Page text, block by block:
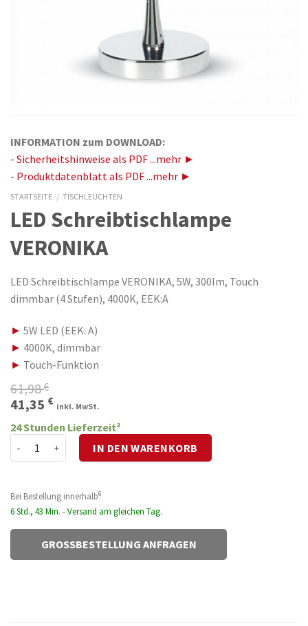
INFORMATION zum DOWNLOAD:
- Sicherheitshinweise als PDF ...mehr ►
- Produktdatenblatt als PDF ...mehr ►
STARTSEITE / TISCHLEUCHTEN
LED Schreibtischlampe
VERONIKA
LED Schreibtischlampe VERONIKA, 5W, 300lm, Touch
dimmbar (4 Stufen), 4000K, EEK:A
► 5W LED (EEK: A)
► 4000K, dimmbar
► Touch-Funktion
61,98€
Ursprünglicher
Preis
war:
61,98 €
41,35 €Aktueller
Preis
ist:
41,35 €.
inkl. MwSt.
24 Stunden Lieferzeit²
LED Schreibtischlampe VERONIKA Menge
IN DEN WARENKORB
Bei Bestellung innerhalb6
6 Std., 43 Min. - Versand am gleichen Tag.
GROSSBESTELLUNG ANFRAGEN